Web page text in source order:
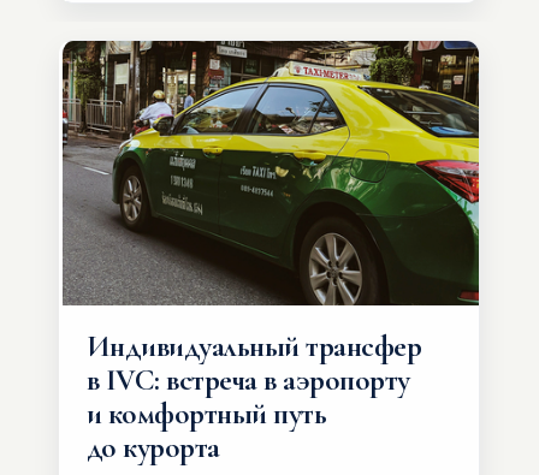
Индивидуальный трансфер
в IVC: встреча в аэропорту
и комфортный путь
до курорта